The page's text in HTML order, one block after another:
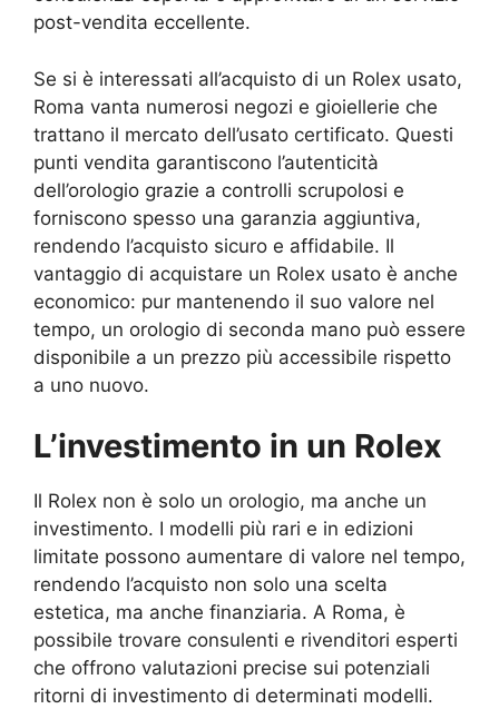
post-vendita eccellente.
Se si è interessati all’acquisto di un Rolex usato,
Roma vanta numerosi negozi e gioiellerie che
trattano il mercato dell’usato certificato. Questi
punti vendita garantiscono l’autenticità
dell’orologio grazie a controlli scrupolosi e
forniscono spesso una garanzia aggiuntiva,
rendendo l’acquisto sicuro e affidabile. Il
vantaggio di acquistare un Rolex usato è anche
economico: pur mantenendo il suo valore nel
tempo, un orologio di seconda mano può essere
disponibile a un prezzo più accessibile rispetto
a uno nuovo.
L’investimento in un Rolex
Il Rolex non è solo un orologio, ma anche un
investimento. I modelli più rari e in edizioni
limitate possono aumentare di valore nel tempo,
rendendo l’acquisto non solo una scelta
estetica, ma anche finanziaria. A Roma, è
possibile trovare consulenti e rivenditori esperti
che offrono valutazioni precise sui potenziali
ritorni di investimento di determinati modelli.